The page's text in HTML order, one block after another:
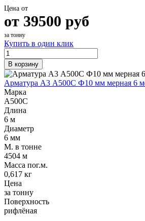
Цена от
от 39500 руб
за тонну
Купить в один клик
В корзину
Арматура А3 А500С Ф10 мм мерная 6
Марка
А500С
Длина
6 м
Диаметр
6 мм
М. в тонне
4504 м
Масса пог.м.
0,617 кг
Цена
за тонну
Поверхность
рифлёная